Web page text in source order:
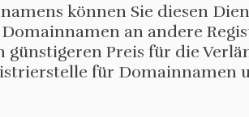
können Sie diesen
an andere
günstigeren Preis für die
für Domainnamen